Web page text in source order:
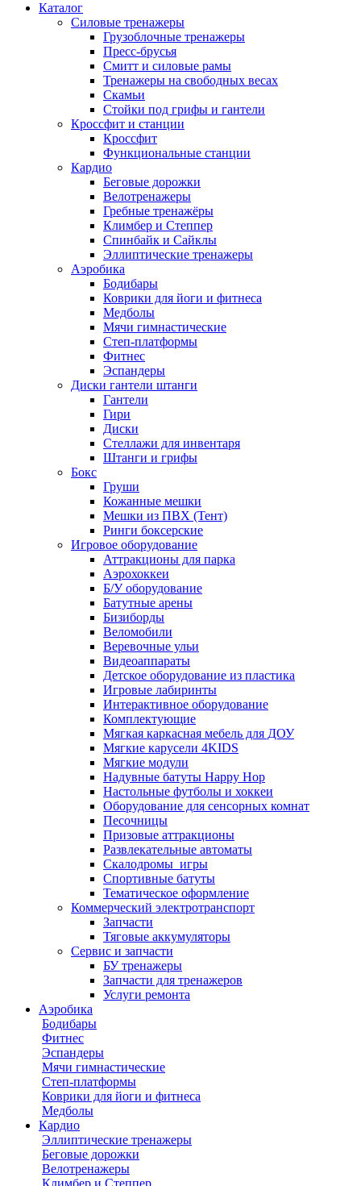
Каталог
Силовые тренажеры
Грузоблочные тренажеры
Пресс-брусья
Смитт и силовые рамы
Тренажеры на свободных весах
Скамьи
Стойки под грифы и гантели
Кроссфит и станции
Кроссфит
Функциональные станции
Кардио
Беговые дорожки
Велотренажеры
Гребные тренажёры
Климбер и Степпер
Спинбайк и Сайклы
Эллиптические тренажеры
Аэробика
Бодибары
Коврики для йоги и фитнеса
Медболы
Мячи гимнастические
Степ-платформы
Фитнес
Эспандеры
Диски гантели штанги
Гантели
Гири
Диски
Стеллажи для инвентаря
Штанги и грифы
Бокс
Груши
Кожанные мешки
Мешки из ПВХ (Тент)
Ринги боксерские
Игровое оборудование
Аттракционы для парка
Аэрохоккеи
Б/У оборудование
Батутные арены
Бизиборды
Веломобили
Веревочные ульи
Видеоаппараты
Детское оборудование из пластика
Игровые лабиринты
Интерактивное оборудование
Комплектующие
Мягкая каркасная мебель для ДОУ
Мягкие карусели 4KIDS
Мягкие модули
Надувные батуты Happy Hop
Настольные футболы и хоккеи
Оборудование для сенсорных комнат
Песочницы
Призовые аттракционы
Развлекательные автоматы
Скалодромы_игры
Спортивные батуты
Тематическое оформление
Коммерческий электротранспорт
Запчасти
Тяговые аккумуляторы
Сервис и запчасти
БУ тренажеры
Запчасти для тренажеров
Услуги ремонта
Аэробика
Бодибары
Фитнес
Эспандеры
Мячи гимнастические
Степ-платформы
Коврики для йоги и фитнеса
Медболы
Кардио
Эллиптические тренажеры
Беговые дорожки
Велотренажеры
Климбер и Степпер